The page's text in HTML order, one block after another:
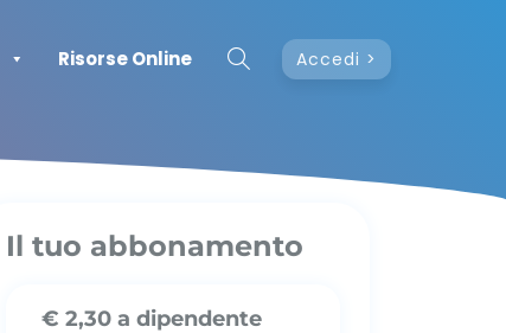
Risorse Online Accedi
Il tuo abbonamento
€ 2,30 a dipendente